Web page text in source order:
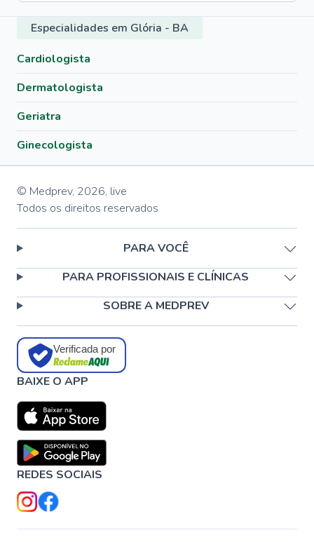
Especialidades em Glória - BA
Cardiologista
Dermatologista
Geriatra
Ginecologista
© Medprev, 2026, live
Todos os direitos reservados
PARA VOCÊ
PARA PROFISSIONAIS E CLÍNICAS
SOBRE A MEDPREV
Verificada por
BAIXE O APP
REDES SOCIAIS